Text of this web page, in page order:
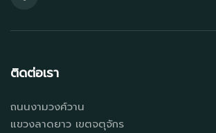
ติดต่อเรา
ถนนงามวงศ์วาน
แขวงลาดยาว เขตจตุจักร